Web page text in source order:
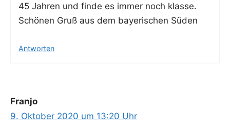
45 Jah­ren und fin­de es immer noch klasse.
Schö­nen Gruß aus dem baye­ri­schen Süden
Antworten
Franjo
9. Oktober 2020 um 13:20 Uhr